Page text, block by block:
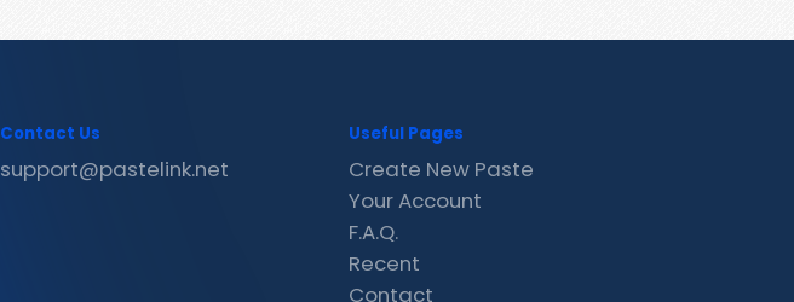
Contact Us
support@pastelink.net
Useful Pages
Create New Paste
Your Account
F.A.Q.
Recent
Contact